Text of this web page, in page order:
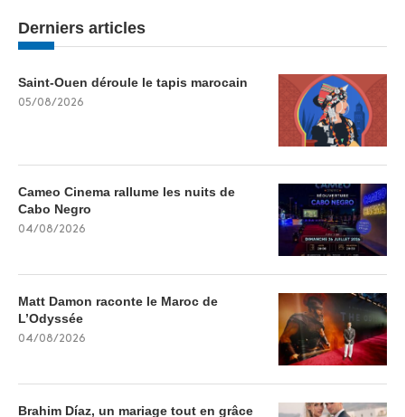
Derniers articles
Saint-Ouen déroule le tapis marocain
05/08/2026
Cameo Cinema rallume les nuits de
Cabo Negro
04/08/2026
Matt Damon raconte le Maroc de
L’Odyssée
04/08/2026
Brahim Díaz, un mariage tout en grâce